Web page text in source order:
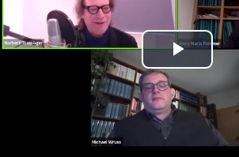
Play
Video